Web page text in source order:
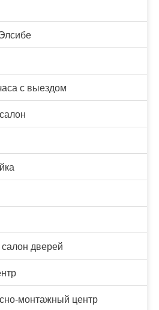
с выездом
дверей
монтажный центр